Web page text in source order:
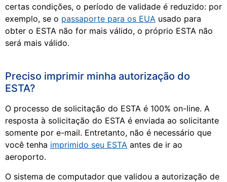
certas condições, o período de validade é reduzido: por
exemplo, se o passaporte para os EUA usado para
obter o ESTA não for mais válido, o próprio ESTA não
será mais válido.
Preciso imprimir minha autorização do
ESTA?
O processo de solicitação do ESTA é 100% on-line. A
resposta à solicitação do ESTA é enviada ao solicitante
somente por e-mail. Entretanto, não é necessário que
você tenha imprimido seu ESTA antes de ir ao
aeroporto.
O sistema de computador que validou a autorização de